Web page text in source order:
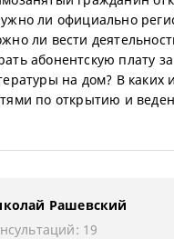
ли официально
ли вести
абонентскую плату
на дом? В
по открытию и
Рашевский
19